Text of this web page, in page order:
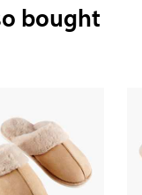
bought